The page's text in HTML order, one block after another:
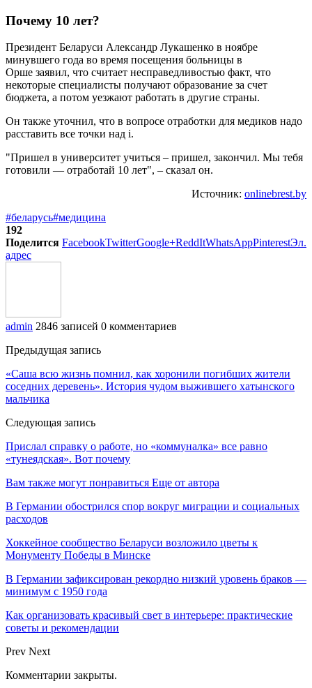
Почему 10 лет?
Президент Беларуси Александр Лукашенко в ноябре
минувшего года во время посещения больницы в
Орше заявил, что считает несправедливостью факт, что
некоторые специалисты получают образование за счет
бюджета, а потом уезжают работать в другие страны.
Он также уточнил, что в вопросе отработки для медиков надо
расставить все точки над i.
"Пришел в университет учиться – пришел, закончил. Мы тебя
готовили — отработай 10 лет", – сказал он.
Источник: onlinebrest.by
#беларусь#медицина
192
Поделится FacebookTwitterGoogle+ReddItWhatsAppPinterestЭл.
адрес
admin 2846 записей 0 комментариев
Предыдущая запись
«Саша всю жизнь помнил, как хоронили погибших жители
соседних деревень». История чудом выжившего хатынского
мальчика
Следующая запись
Прислал справку о работе, но «коммуналка» все равно
«тунеядская». Вот почему
Вам также могут понравиться Еще от автора
В Германии обострился спор вокруг миграции и социальных
расходов
Хоккейное сообщество Беларуси возложило цветы к
Монументу Победы в Минске
В Германии зафиксирован рекордно низкий уровень браков —
минимум с 1950 года
Как организовать красивый свет в интерьере: практические
советы и рекомендации
Prev Next
Комментарии закрыты.